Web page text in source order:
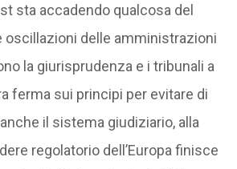
sta accadendo qualcosa del
oscillazioni delle amministrazioni
la giurisprudenza e i tribunali a
ferma sui principi per evitare di
il sistema giudiziario, alla
regolatorio dell’Europa finisce